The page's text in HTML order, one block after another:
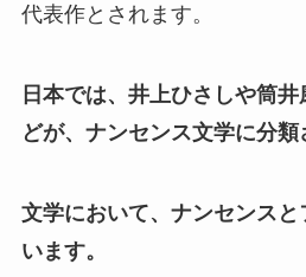
代表作とされます。
日本では、井上ひさしや筒
どが、ナンセンス文学に分類
文学において、ナンセンス
います。